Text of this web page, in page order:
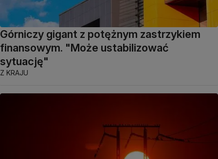
Górniczy gigant z potężnym zastrzykiem
finansowym. "Może ustabilizować
sytuację"
Z KRAJU